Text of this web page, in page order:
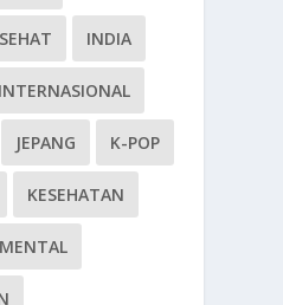
INDIA
INTERNASIONAL
JEPANG K-POP
KESEHATAN